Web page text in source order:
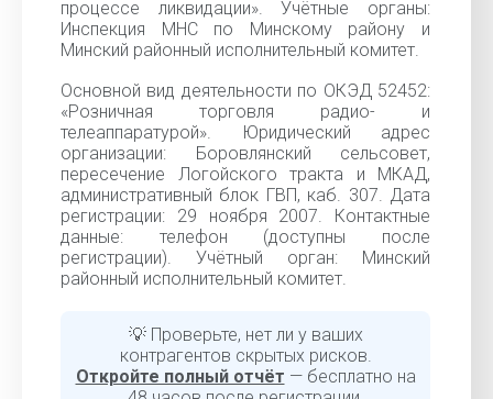
процессе ликвидации». Учётные органы:
Инспекция МНС по Минскому району и
Минский районный исполнительный комитет.
Основной вид деятельности по ОКЭД 52452:
«Розничная торговля радио- и
телеаппаратурой». Юридический адрес
организации: Боровлянский сельсовет,
пересечение Логойского тракта и МКАД,
административный блок ГВП, каб. 307. Дата
регистрации: 29 ноября 2007. Контактные
данные: телефон (доступны после
регистрации). Учётный орган: Минский
районный исполнительный комитет.
💡 Проверьте, нет ли у ваших
контрагентов скрытых рисков.
Откройте полный отчёт — бесплатно на